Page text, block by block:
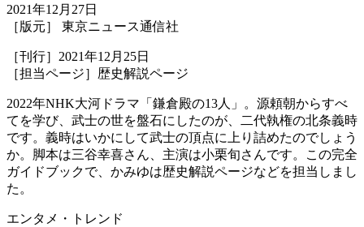
2021年12月27日
［版元］ 東京ニュース通信社
［刊行］2021年12月25日
［担当ページ］歴史解説ページ
2022年NHK大河ドラマ「鎌倉殿の13人」。源頼朝からすべ
てを学び、武士の世を盤石にしたのが、二代執権の北条義時
です。義時はいかにして武士の頂点に上り詰めたのでしょう
か。脚本は三谷幸喜さん、主演は小栗旬さんです。この完全
ガイドブックで、かみゆは歴史解説ページなどを担当しまし
た。
エンタメ・トレンド